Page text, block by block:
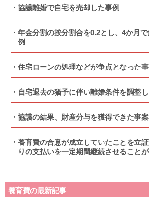
協議離婚で自宅を売却した事例
年金分割の按分割合を0.2とし、4か月
例
住宅ローンの処理などが争点となった事
自宅退去の猶予に伴い離婚条件を調整
協議の結果、財産分与を獲得できた事案
養育費の合意が成立していたことを立
りの支払いを一定期間継続させること
養育費の最新記事